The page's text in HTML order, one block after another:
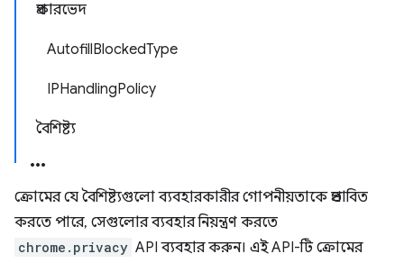
প্রকারভেদ
AutofillBlockedType
IPHandlingPolicy
বৈশিষ্ট্য
ক্রোমের যে বৈশিষ্ট্যগুলো ব্যবহারকারীর গোপনীয়তাকে প্রভাবিত
করতে পারে, সেগুলোর ব্যবহার নিয়ন্ত্রণ করতে
chrome.privacy API ব্যবহার করুন। এই API-টি ক্রোমের